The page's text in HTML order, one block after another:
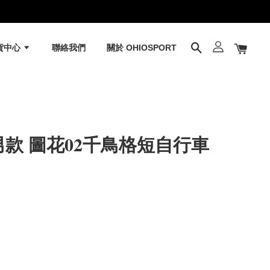
中心 聯絡我們 關於 OHIOSPORT
圖花02千鳥格短自行車